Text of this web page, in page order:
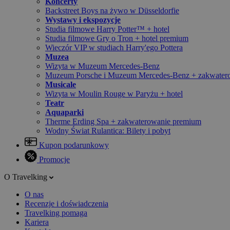
Backstreet Boys na żywo w Düsseldorfie
Wystawy i ekspozycje
Studia filmowe Harry Potter™ + hotel
Studia filmowe Gry o Tron + hotel premium
Wieczór VIP w studiach Harry'ego Pottera
Muzea
Wizyta w Muzeum Mercedes-Benz
Muzeum Porsche i Muzeum Mercedes-Benz +
Musicale
Wizyta w Moulin Rouge w Paryżu + hotel
Teatr
Aquaparki
Therme Erding Spa + zakwaterowanie premium
Wodny Świat Rulantica: Bilety i pobyt
Kupon podarunkowy
Promocje
O Travelking
O nas
Recenzje i doświadczenia
Travelking pomaga
Kariera